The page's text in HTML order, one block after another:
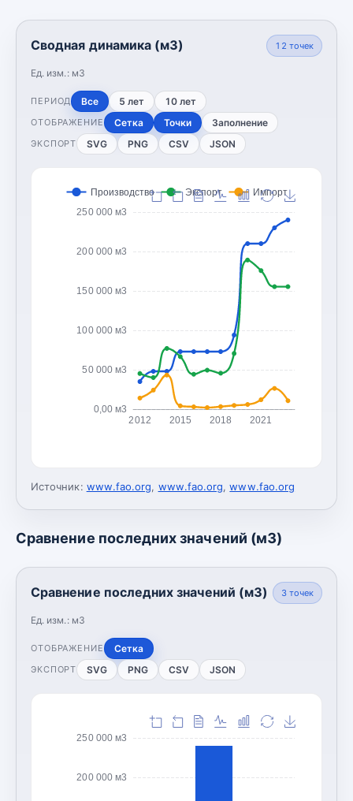
Сводная динамика (м3)
Ед. изм.: м3
12 точек
ПЕРИОД Все 5 лет 10 лет
ОТОБРАЖЕНИЕ Сетка Точки Заполнение
ЭКСПОРТ SVG PNG CSV JSON
0,00 м3
50 000 м3
100 000 м3
150 000 м3
200 000 м3
250 000 м3
2012 2015 2018 2021
Производство Экспорт Импорт
Источник: www.fao.org, www.fao.org,www.fao.org
Сравнение последних значений (м3)
Сравнение последних значений (м3)
Ед. изм.: м3
3точек
ОТОБРАЖЕНИЕ Сетка
ЭКСПОРТ SVG PNG CSV JSON
200 000 м3
250 000 м3